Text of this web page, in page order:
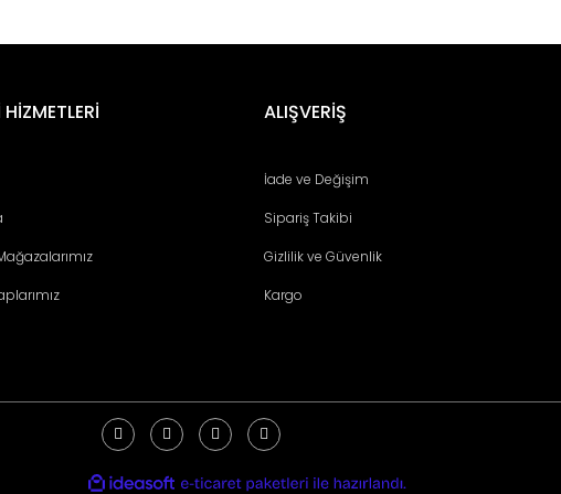
Yorum YazALIŞVERİŞ
İade ve Değişim
Sipariş Takibi
Gizlilik ve Güvenlik
Kargo
ideasoft e-